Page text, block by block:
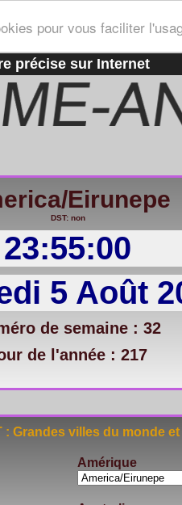
pour vous faciliter
précise sur Internet
Eirunepe
DST: non
23:55:01
5 Août
de semaine : 32
de l'année : 217
: Grandes villes du
Amérique